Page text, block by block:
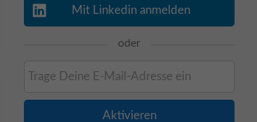
Mit Linkedin anmelden
oder